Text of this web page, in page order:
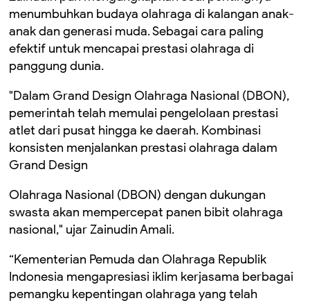
menumbuhkan budaya olahraga di kalangan anak-
anak dan generasi muda. Sebagai cara paling
efektif untuk mencapai prestasi olahraga di
panggung dunia.
"Dalam Grand Design Olahraga Nasional (DBON),
pemerintah telah memulai pengelolaan prestasi
atlet dari pusat hingga ke daerah. Kombinasi
konsisten menjalankan prestasi olahraga dalam
Grand Design
Olahraga Nasional (DBON) dengan dukungan
swasta akan mempercepat panen bibit olahraga
nasional," ujar Zainudin Amali.
“Kementerian Pemuda dan Olahraga Republik
Indonesia mengapresiasi iklim kerjasama berbagai
pemangku kepentingan olahraga yang telah